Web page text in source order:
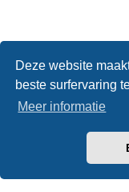
Deze website
beste surfervaring
Meer informatie